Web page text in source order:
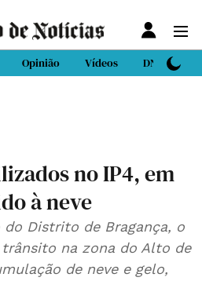
Opinião Vídeos DN Sport
no IP4, em
à neve
Distrito de Bragança, o
na zona do Alto de
de neve e gelo,